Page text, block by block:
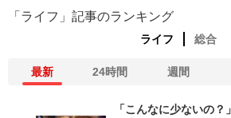
「ライフ」記事のランキング
ライフ 総合
最新 24時間 週間
「こんなに少ないの